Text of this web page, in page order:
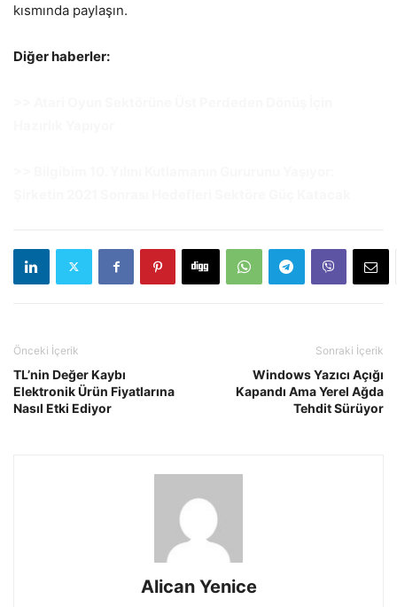
kısmında paylaşın.
Diğer haberler:
Önceki İçerik
TL’nin Değer Kaybı
Elektronik Ürün Fiyatlarına
Nasıl Etki Ediyor
Sonraki İçerik
Windows Yazıcı Açığı
Kapandı Ama Yerel Ağda
Tehdit Sürüyor
Alican Yenice